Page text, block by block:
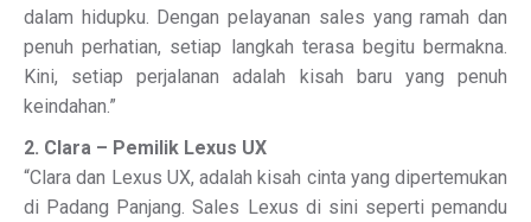
dalam hidupku. Dengan pelayanan sales yang ramah dan
penuh perhatian, setiap langkah terasa begitu bermakna.
Kini, setiap perjalanan adalah kisah baru yang penuh
keindahan.”
2. Clara – Pemilik Lexus UX
“Clara dan Lexus UX, adalah kisah cinta yang dipertemukan
di Padang Panjang. Sales Lexus di sini seperti pemandu